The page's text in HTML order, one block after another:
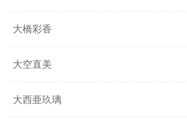
大橋彩香
大空直美
大西亜玖璃